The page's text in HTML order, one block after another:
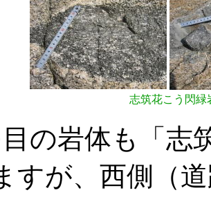
志筑花こう閃緑
の岩体も「志
すが、西側（